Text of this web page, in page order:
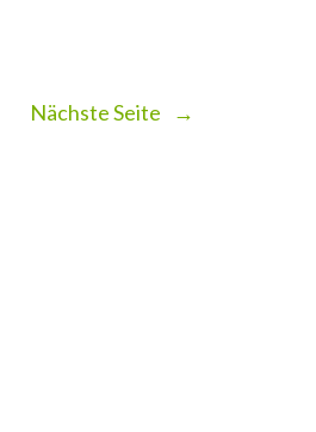
Nächste Seite →